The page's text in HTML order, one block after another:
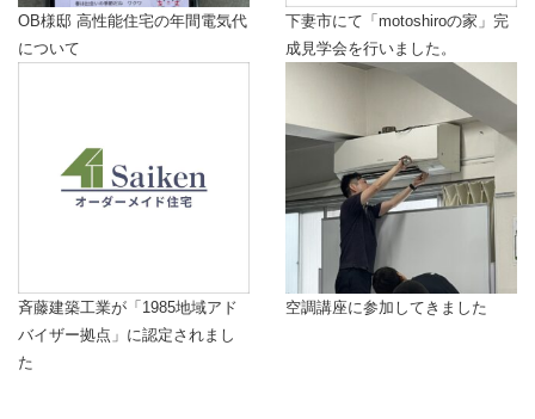
OB様邸 高性能住宅の年間電気代
について
下妻市にて「motoshiroの家」完
成見学会を行いました。
斉藤建築工業が「1985地域アド
バイザー拠点」に認定されまし
た
空調講座に参加してきました